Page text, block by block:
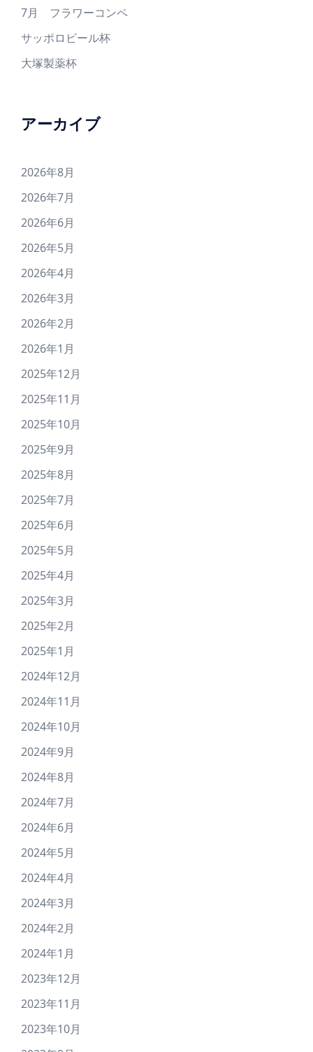
7月 フラワーコンペ
サッポロビール杯
大塚製薬杯
アーカイブ
2026年8月
2026年7月
2026年6月
2026年5月
2026年4月
2026年3月
2026年2月
2026年1月
2025年12月
2025年11月
2025年10月
2025年9月
2025年8月
2025年7月
2025年6月
2025年5月
2025年4月
2025年3月
2025年2月
2025年1月
2024年12月
2024年11月
2024年10月
2024年9月
2024年8月
2024年7月
2024年6月
2024年5月
2024年4月
2024年3月
2024年2月
2024年1月
2023年12月
2023年11月
2023年10月